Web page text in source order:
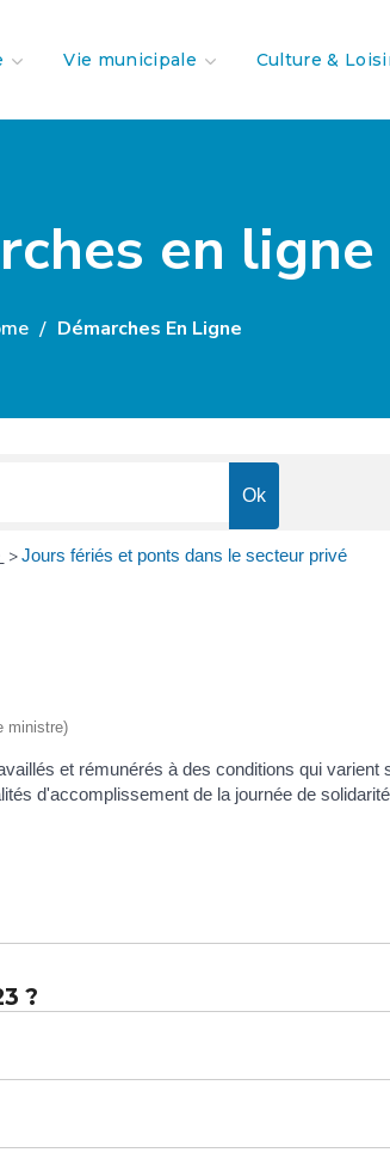
Vie municipale Culture &
en ligne
Démarches En Ligne
> Jours fériés et ponts dans le secteur privé
ministre)
et rémunérés à des conditions qui varient
d'accomplissement de la journée de
?